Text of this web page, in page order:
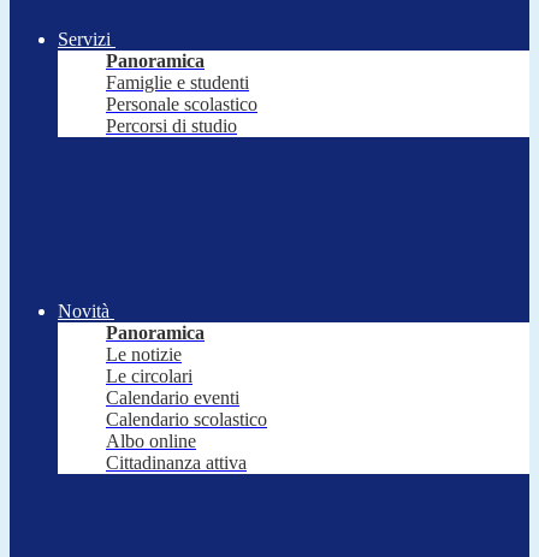
Servizi
Panoramica
Famiglie e studenti
Personale scolastico
Percorsi di studio
Novità
Panoramica
Le notizie
Le circolari
Calendario eventi
Calendario scolastico
Albo online
Cittadinanza attiva